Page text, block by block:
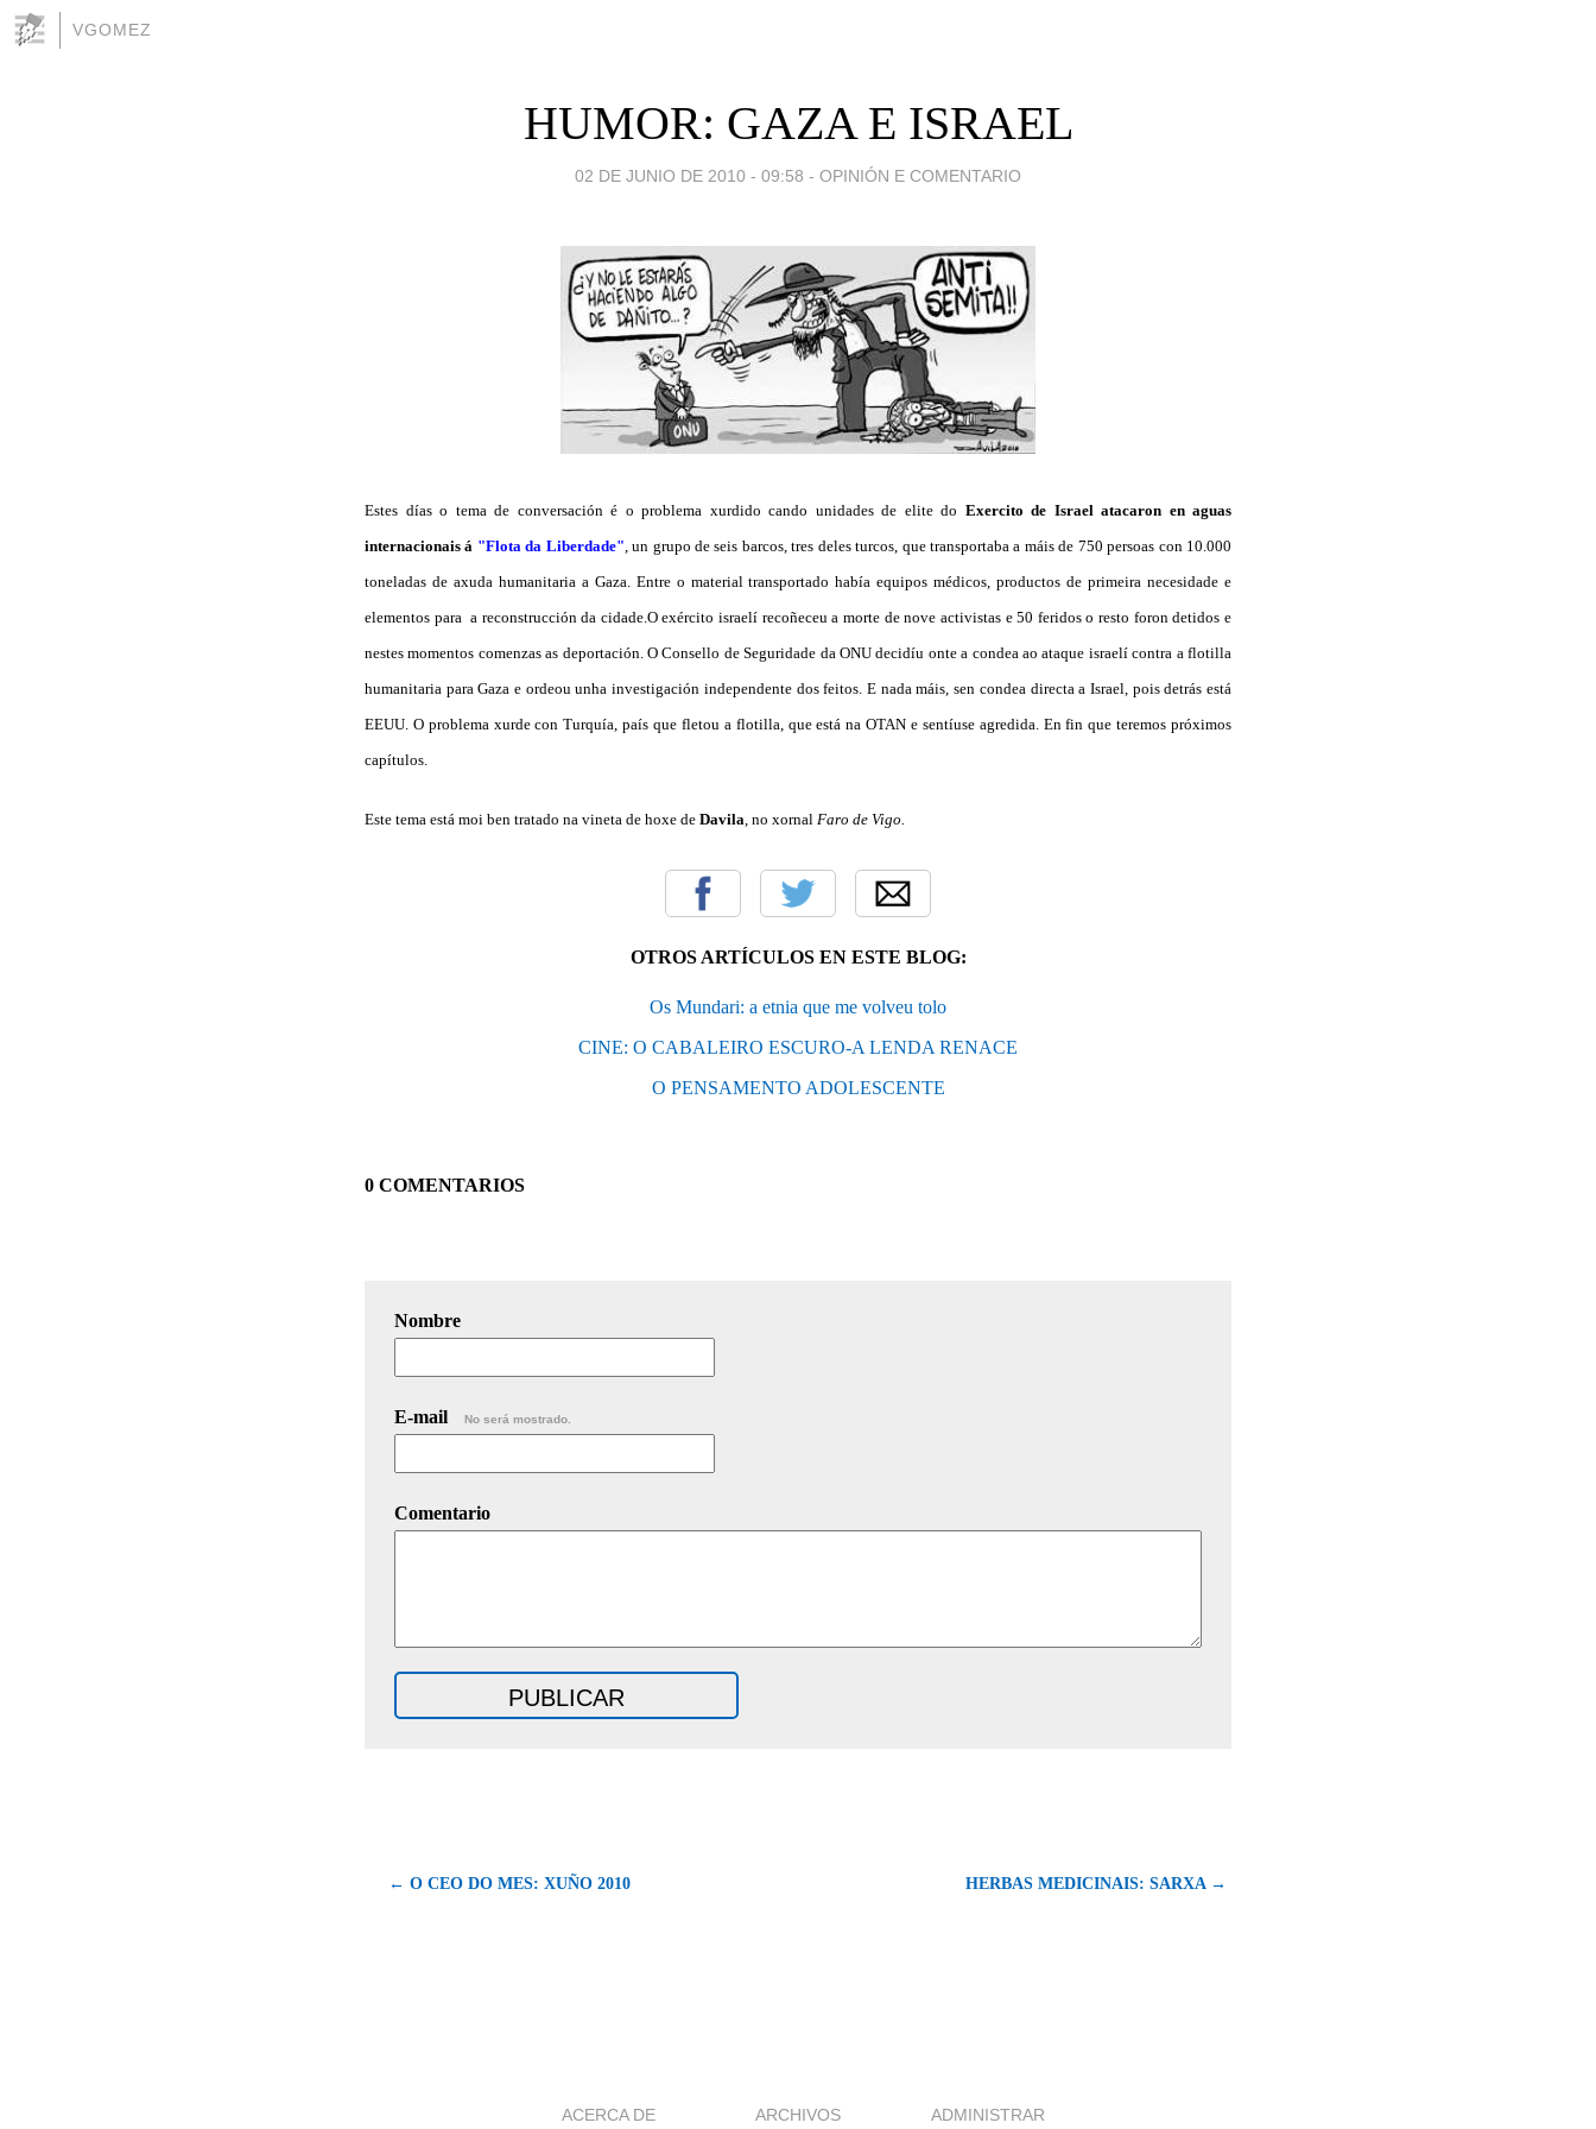
VGOMEZ
HUMOR: GAZA E ISRAEL
02 DE JUNIO DE 2010 - 09:58 - OPINIÓN E COMENTARIO
Estes días o tema de conversación é o problema xurdido cando unidades de elite do Exercito de Israel atacaron en aguas
internacionais á "Flota da Liberdade" , un grupo de seis barcos, tres deles turcos, que transportaba a máis de 750 persoas con 10.000
toneladas de axuda humanitaria a Gaza. Entre o material transportado había equipos médicos, productos de primeira necesidade e
elementos para a reconstrucción da cidade.O exército israelí recoñeceu a morte de nove activistas e 50 feridos o resto foron detidos e
nestes momentos comenzas as deportación. O Consello de Seguridade da ONU decidíu onte a condea ao ataque israelí contra a flotilla
humanitaria para Gaza e ordeou unha investigación independente dos feitos. E nada máis, sen condea directa a Israel, pois detrás está
EEUU. O problema xurde con Turquía, país que fletou a flotilla, que está na OTAN e sentíuse agredida. En fin que teremos próximos
capítulos.
Este tema está moi ben tratado na vineta de hoxe de Davila , no xornal Faro de Vigo.
OTROS ARTÍCULOS EN ESTE BLOG:
Os Mundari: a etnia que me volveu tolo
CINE: O CABALEIRO ESCURO-A LENDA RENACE
O PENSAMENTO ADOLESCENTE
0 COMENTARIOS
Nombre
E-mail No será mostrado.
Comentario
← O CEO DO MES: XUÑO 2010 HERBAS MEDICINAIS: SARXA →
ACERCA DE ARCHIVOS ADMINISTRAR